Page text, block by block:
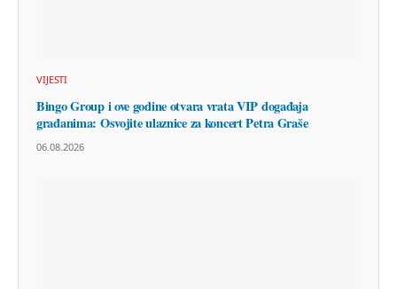
VIJESTI
Bingo Group i ove godine otvara vrata VIP događaja
građanima: Osvojite ulaznice za koncert Petra Graše
06.08.2026